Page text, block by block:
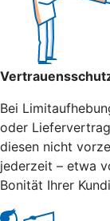
Bei
oder
diesen nicht
jederzeit – etwa
Bonität Ihrer